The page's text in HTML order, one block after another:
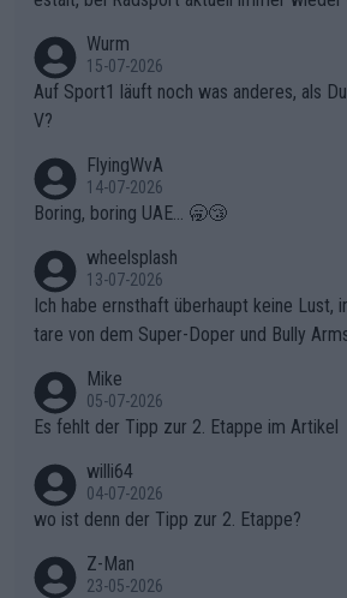
Wurm
15-07-2026
Auf Sport1 läuft noch was anderes, als
V?
FlyingWvA
14-07-2026
Boring, boring UAE... 🥱😴
wheelsplash
13-07-2026
Ich habe ernsthaft überhaupt keine Lust,
tare von dem Super-Doper und Bully
r die gehört nicht in dieses Medium!
Mike
05-07-2026
Es fehlt der Tipp zur 2. Etappe im Artikel
willi64
04-07-2026
wo ist denn der Tipp zur 2. Etappe?
Z-Man
23-05-2026